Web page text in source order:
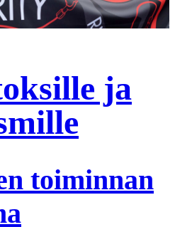
ja
toiminnan